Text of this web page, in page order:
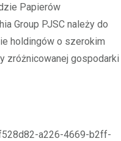
Papierów
Group PJSC należy do
holdingów o szerokim
zróżnicowanej gospodarki
a226-4669-b2ff-